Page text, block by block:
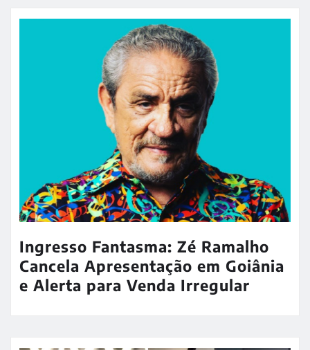
Ingresso Fantasma: Zé Ramalho
Cancela Apresentação em Goiânia
e Alerta para Venda Irregular